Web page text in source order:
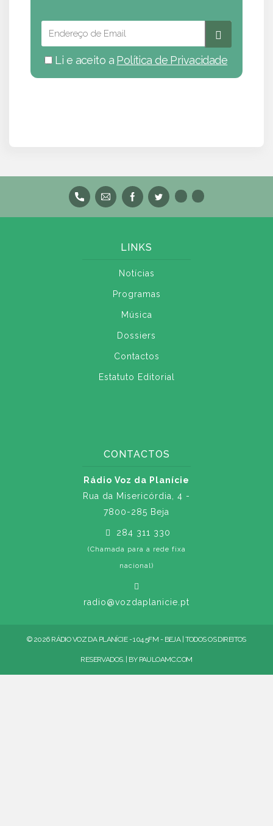
Li e aceito a Política de Privacidade
LINKS
Notícias
Programas
Música
Dossiers
Contactos
Estatuto Editorial
CONTACTOS
Rádio Voz da Planície
Rua da Misericórdia, 4 -
7800-285 Beja
284 311 330
(Chamada para a rede fixa
nacional)
radio@vozdaplanicie.pt
© 2026 RÁDIO VOZ DA PLANÍCIE - 104.5FM - BEJA | TODOS OS DIREITOS
RESERVADOS. | BY PAULOAMC.COM